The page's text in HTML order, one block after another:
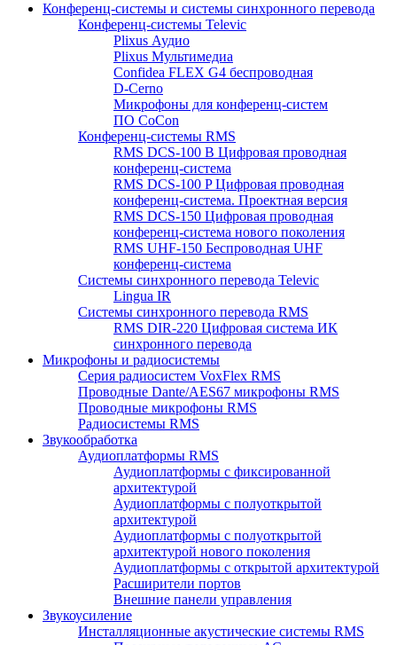
Конференц-системы и системы синхронного перевода
Конференц-системы Televic
Plixus Аудио
Plixus Мультимедиа
Confidea FLEX G4 беспроводная
D-Cerno
Микрофоны для конференц-систем
ПО CoCon
Конференц-системы RMS
RMS DCS-100 B Цифровая проводная
конференц-система
RMS DCS-100 P Цифровая проводная
конференц-система. Проектная версия
RMS DCS-150 Цифровая проводная
конференц-система нового поколения
RMS UHF-150 Беспроводная UHF
конференц-система
Системы синхронного перевода Televic
Lingua IR
Системы синхронного перевода RMS
RMS DIR-220 Цифровая система ИК
синхронного перевода
Микрофоны и радиосистемы
Серия радиосистем VoxFlex RMS
Проводные Dante/AES67 микрофоны RMS
Проводные микрофоны RMS
Радиосистемы RMS
Звукообработка
Аудиоплатформы RMS
Аудиоплатформы с фиксированной
архитектурой
Аудиоплатформы с полуоткрытой
архитектурой
Аудиоплатформы с полуоткрытой
архитектурой нового поколения
Аудиоплатформы с открытой архитектурой
Расширители портов
Внешние панели управления
Звукоусиление
Инсталляционные акустические системы RMS